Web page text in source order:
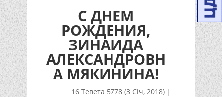
С ДНЕМ
РОЖДЕНИЯ,
ЗИНАИДА
АЛЕКСАНДРОВН
А МЯКИНИНА!
16 Тевета 5778 (3 Січ, 2018) |